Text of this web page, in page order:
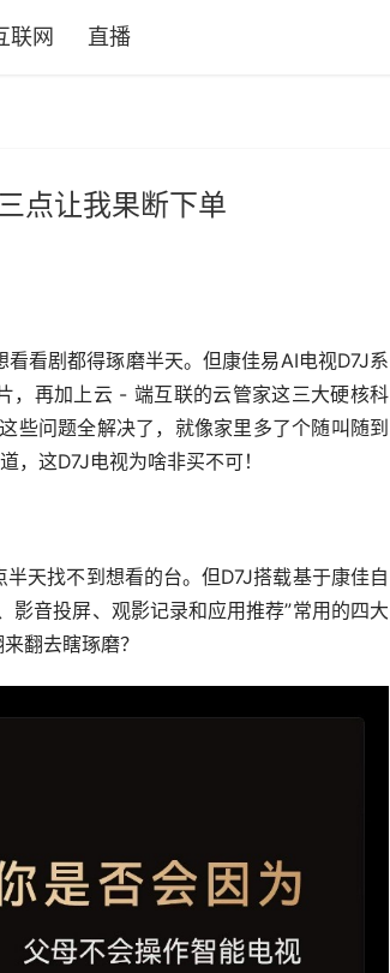
联网 直播
点让我果断下单
看剧都得琢磨半天。但康佳易AI电视D7J系
，再加上云 - 端互联的云管家这三大硬核科
些问题全解决了，就像家里多了个随叫随到
，这D7J电视为啥非买不可！
天找不到想看的台。但D7J搭载基于康佳自
影音投屏、观影记录和应用推荐”常用的四大
翻去瞎琢磨？